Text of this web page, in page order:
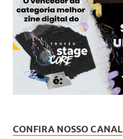
CONFIRA NOSSO CANAL